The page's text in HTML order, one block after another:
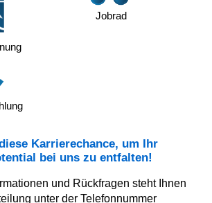
Jobrad
Karrierechance, um Ihr
bei uns zu entfalten!
und Rückfragen steht Ihnen
unter der Telefonnummer